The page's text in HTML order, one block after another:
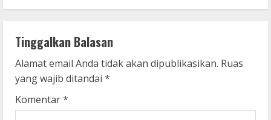
n
u
e
R
Tinggalkan Balasan
Alamat email Anda tidak akan dipublikasikan. Ruas
yang wajib ditandai *
Komentar*